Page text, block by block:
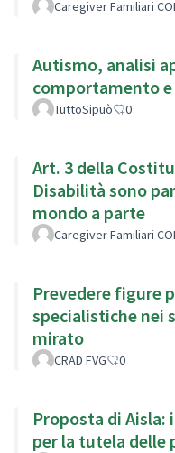
Caregiver Familiari
Autismo, analisi
comportamento
TuttoSipuò 0
Art. 3 della
Disabilità sono
mondo a parte
Caregiver Familiari
Prevedere figure
specialistiche nei
mirato
CRAD FVG 0
Proposta di